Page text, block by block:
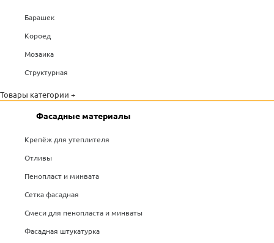
Барашек
Короед
Мозаика
Структурная
Товары категории +
Фасадные материалы
Крепёж для утеплителя
Отливы
Пенопласт и минвата
Сетка фасадная
Смеси для пенопласта и минваты
Фасадная штукатурка